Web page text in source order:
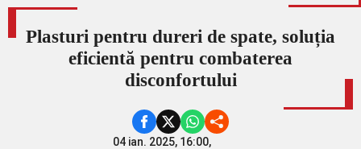
Plasturi pentru dureri de spate, soluția
eficientă pentru combaterea
disconfortului
04 ian. 2025, 16:00,